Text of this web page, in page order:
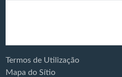
Termos de Utilização
Mapa do Sítio